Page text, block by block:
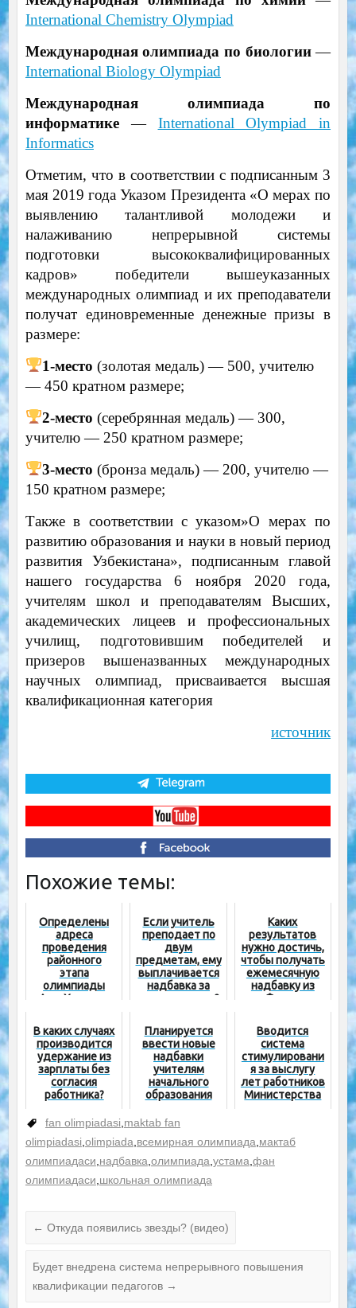
International Chemistry Olympiad
Международная олимпиада по биологии—
International Biology Olympiad
Международная олимпиада по
информатике— International Olympiad in
Informatics
Отметим, что в соответствии с подписанным 3
мая 2019 года Указом Президента «О мерах по
выявлению талантливой молодежи и
налаживанию непрерывной системы
подготовки высококвалифицированных
кадров» победители вышеуказанных
международных олимпиад и их преподаватели
получат единовременные денежные призы в
размере:
1-место (золотая медаль) — 500, учителю
— 450 кратном размере;
2-место (серебрянная медаль) — 300,
учителю — 250 кратном размере;
3-место (бронза медаль) — 200, учителю —
150 кратном размере;
Также в соответствии с указом»О мерах по
развитию образования и науки в новый период
развития Узбекистана», подписанным главой
нашего государства 6 ноября 2020 года,
учителям школ и преподавателям Высших,
академических лицеев и профессиональных
училищ, подготовившим победителей и
призеров вышеназванных международных
научных олимпиад, присваивается высшая
квалификационная категория
источник
Похожие темы:
Определены
адреса
проведения
районного
этапа
олимпиады
Аль-Хорезми
Если учитель
преподает по
двум
предметам, ему
выплачивается
надбавка за
один предмет?
Каких
результатов
нужно достичь,
чтобы получать
ежемесячную
надбавку из
Фонда
В каких случаях
производится
удержание из
зарплаты без
согласия
работника?
Планируется
ввести новые
надбавки
учителям
начального
образования
Вводится
система
стимулировани
я за выслугу
лет работников
Министерства
fan olimpiadasi maktab fan
olimpiadasi olimpiada всемирная олимпиада мактаб
олимпиадаси надбавка олимпиада устама фан
олимпиадаси школьная олимпиада
← Откуда появились звезды? (видео)
Будет внедрена система непрерывного повышения
квалификации педагогов →